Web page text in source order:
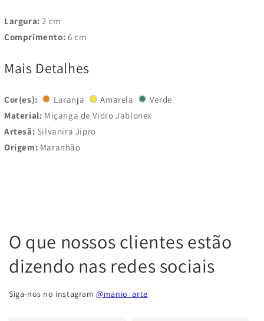
Largura: 2 cm
Comprimento: 6 cm
Mais Detalhes
Cor(es): Laranja Amarela
Verde
Material: Miçanga de Vidro Jablonex
Artesã: Silvanira Jipro
Origem: Maranhão
O que nossos clientes estão
dizendo nas redes sociais
Siga-nos no instagram@manio_arte